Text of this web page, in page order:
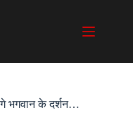
भगवान के दर्शन…